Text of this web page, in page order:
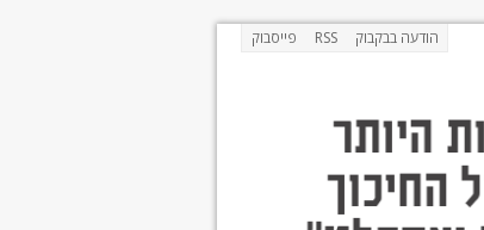
הודעה בבקבוק RSS פייסבוק